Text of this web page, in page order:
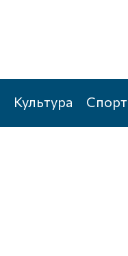
Культура Спорт